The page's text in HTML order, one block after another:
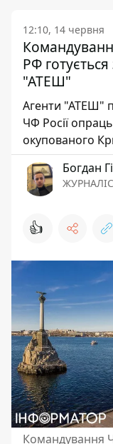
12:10, 14 червня
РФ
"АТЕШ"
Агенти "АТЕШ"
ЧФ Росії
окупованого
Богдан
👍
Командування